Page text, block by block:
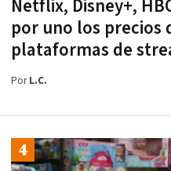
Netflix, Disney+,
por uno los precios
plataformas de
PorL.C.